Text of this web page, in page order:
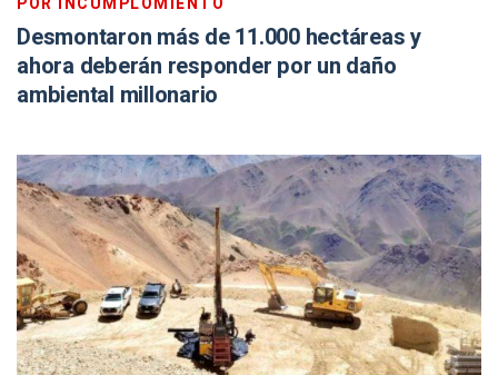
Desmontaron más de 11.000 hectáreas y
ahora deberán responder por un daño
ambiental millonario